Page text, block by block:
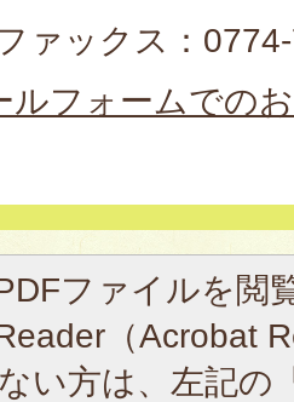
ァックス：
ルフォームでの
ファイルを閲
（Acrobat
い方は、左記の